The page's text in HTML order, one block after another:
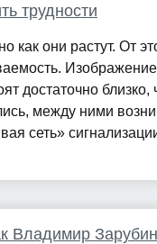
трудности
как они растут. От
достаточно близко,
между ними
сеть»
Владимир